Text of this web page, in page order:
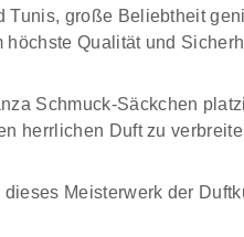
große Beliebtheit
Qualität und
Schmuck-Säckchen
herrlichen Duft zu
Meisterwerk der